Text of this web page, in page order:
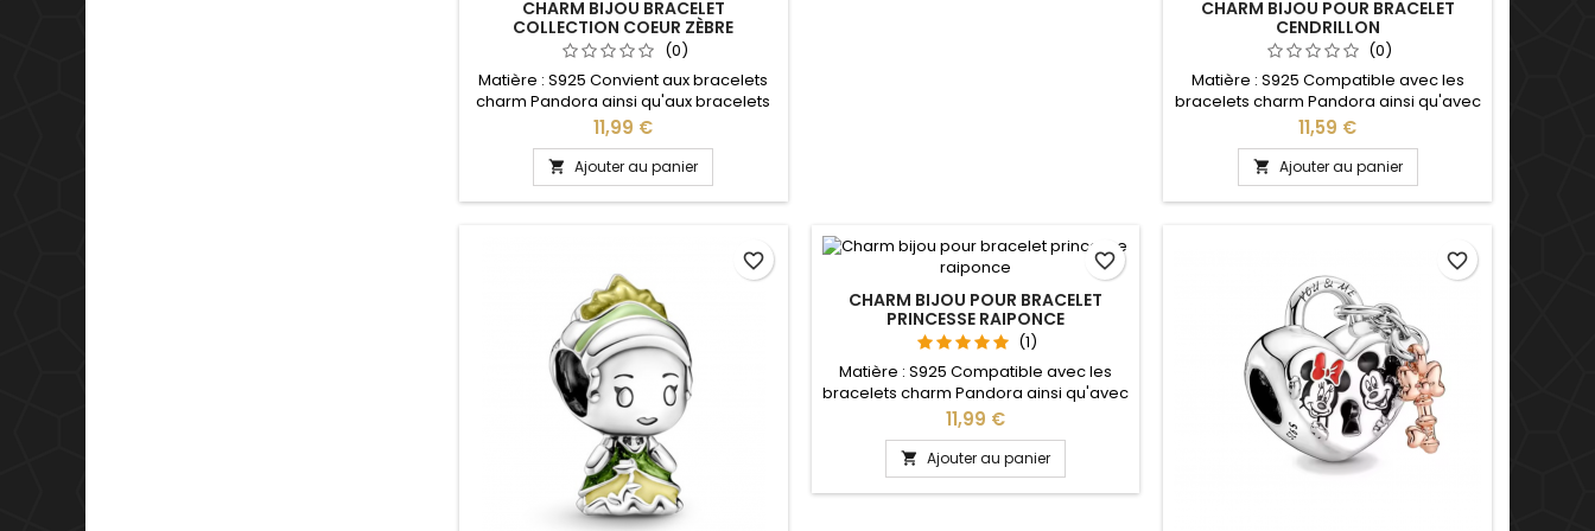
CHARM BIJOU BRACELET
COLLECTION COEUR ZÈBRE
(0)
Matière : S925 Convient aux bracelets
charm Pandora ainsi qu'aux bracelets
charm de notre site idéal pour : Noël,
Saint Valentin, anniversaire,
anniversaire de mariage
Prix
11,99 €
 Ajouter au panier
CHARM BIJOU POUR BRACELET
CENDRILLON
(0)
Matière : S925 Compatible avec les
bracelets charm Pandora ainsi qu'avec
les bracelets charm de notre site idéal
pour : Noël, Saint Valentin, anniversaire,
anniversaire de mariage
Prix
11,59 €
 Ajouter au panier
favorite_border
CHARM BIJOU POUR BRACELET
PRINCESSE RAIPONCE
(1)
Matière : S925 Compatible avec les
bracelets charm Pandora ainsi qu'avec
les bracelets charm de notre site idéal
pour : Noël, Saint Valentin, anniversaire,
anniversaire de mariage
Prix
11,99 €
 Ajouter au panier
favorite_border favorite_border